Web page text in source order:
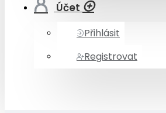
Účet
Přihlásit
Registrovat